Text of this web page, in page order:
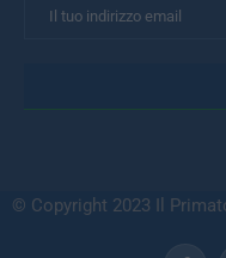
© Copyright 2023 Il